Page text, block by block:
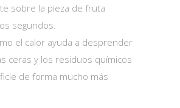
sobre la pieza de fruta
segundos.
el calor ayuda a desprender
ceras y los residuos químicos
de forma mucho más